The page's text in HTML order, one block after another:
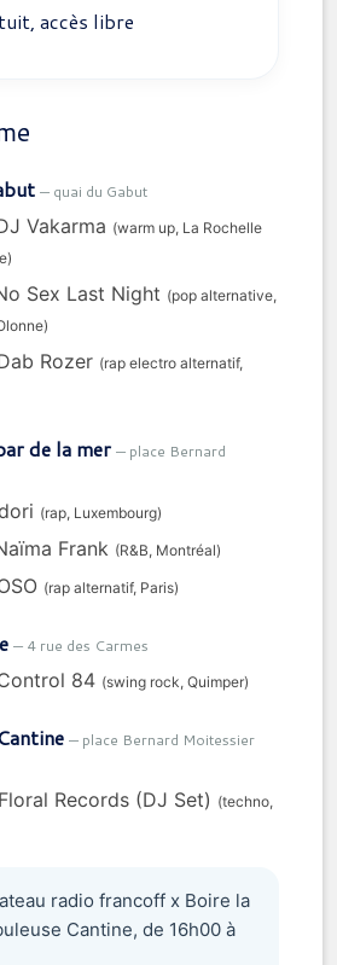
accès libre
— quai du Gabut
Vakarma (warm up, La Rochelle
Sex Last Night (pop alternative,
Rozer (rap electro alternatif,
de la mer — place Bernard
(rap, Luxembourg)
Frank (R&B, Montréal)
(rap alternatif, Paris)
— 4 rue des Carmes
84 (swing rock, Quimper)
— place Bernard Moitessier
Records (DJ Set) (techno,
radio francoff x Boire la
Cantine, de 16h00 à